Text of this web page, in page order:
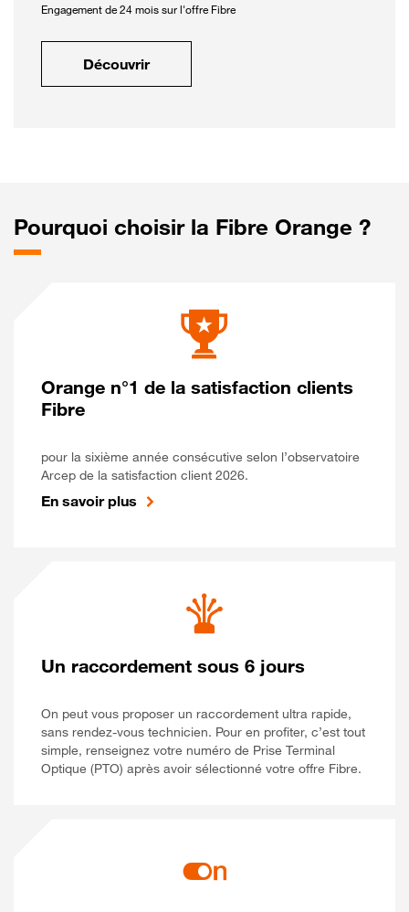
Engagement de 24 mois sur l'offre Fibre
Découvrir
Pourquoi choisir la Fibre Orange ?
Orange n°1 de la satisfaction clients
Fibre
pour la sixième année consécutive selon l’observatoire
Arcep de la satisfaction client 2026.
En savoir plus
Un raccordement sous 6 jours
On peut vous proposer un raccordement ultra rapide,
sans rendez-vous technicien. Pour en profiter, c’est tout
simple, renseignez votre numéro de Prise Terminal
Optique (PTO) après avoir sélectionné votre offre Fibre.